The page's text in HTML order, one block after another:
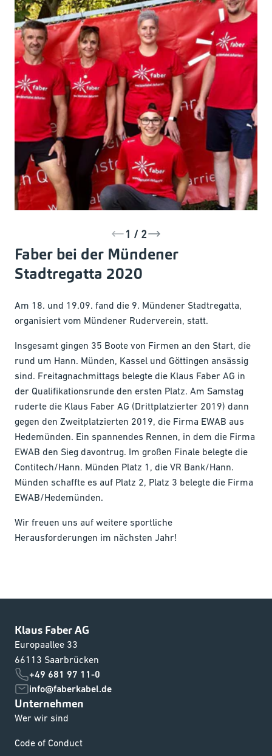
1 / 2
Faber bei der Mündener
Stadtregatta 2020
Am 18. und 19.09. fand die 9. Mündener Stadtregatta,
organisiert vom Mündener Ruderverein, statt.
Insgesamt gingen 35 Boote von Firmen an den Start, die
rund um Hann. Münden, Kassel und Göttingen ansässig
sind. Freitagnachmittags belegte die Klaus Faber AG in
der Qualifikationsrunde den ersten Platz. Am Samstag
ruderte die Klaus Faber AG (Drittplatzierter 2019) dann
gegen den Zweitplatzierten 2019, die Firma EWAB aus
Hedemünden. Ein spannendes Rennen, in dem die Firma
EWAB den Sieg davontrug. Im großen Finale belegte die
Contitech/Hann. Münden Platz 1, die VR Bank/Hann.
Münden schaffte es auf Platz 2, Platz 3 belegte die Firma
EWAB/Hedemünden.
Wir freuen uns auf weitere sportliche
Herausforderungen im nächsten Jahr!
Klaus Faber AG
Europaallee 33
66113 Saarbrücken
+49 681 97 11-0
info@faberkabel.de
Unternehmen
Wer wir sind
Code of Conduct